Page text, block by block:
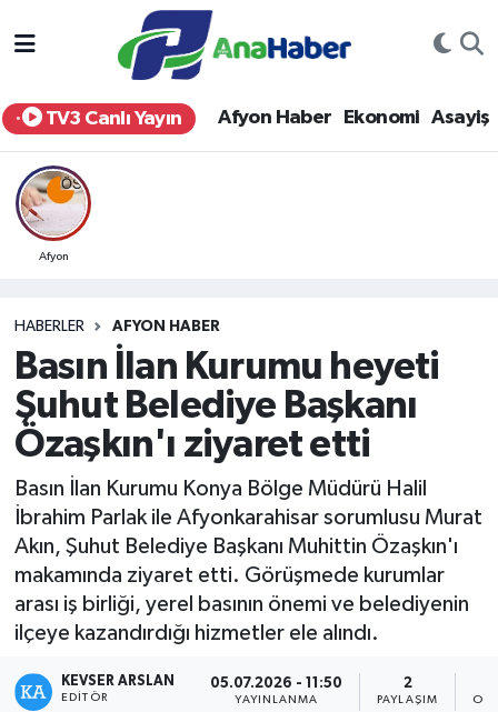
TV3 Canlı Yayın Afyon Haber Ekonomi Asayiş
Afyon
HABERLER AFYON HABER
Basın İlan Kurumu heyeti
Şuhut Belediye Başkanı
Özaşkın'ı ziyaret etti
Basın İlan Kurumu Konya Bölge Müdürü Halil
İbrahim Parlak ile Afyonkarahisar sorumlusu Murat
Akın, Şuhut Belediye Başkanı Muhittin Özaşkın'ı
makamında ziyaret etti. Görüşmede kurumlar
arası iş birliği, yerel basının önemi ve belediyenin
ilçeye kazandırdığı hizmetler ele alındı.
KEVSER ARSLAN
EDITÖR
05.07.2026 - 11:50
YAYINLANMA
2
PAYLAŞIM
Yurt Haber
Afyon Haber
Ekonomi
Siyaset
Eğitim
Sağlık
Teknoloji
Kültür - Sanat
Yaşam
Afyonkarahisar Nöbetçi Eczaneler
Afyonkarahisar Hava Durumu
Afyonkarahisar Namaz Vakitleri
Afyonkarahisar Trafik Yoğunluk Haritası
Tüm Manşetler
Son Dakika Haberleri
Haber Arşivi